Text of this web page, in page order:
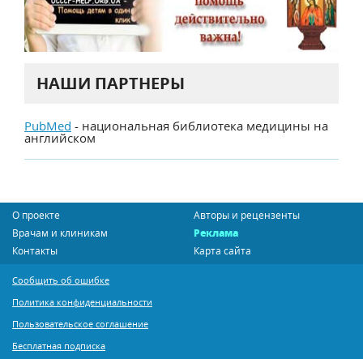
НАШИ ПАРТНЕРЫ
PubMed - национальная библиотека медицины на
английском
О проекте
Авторы и рецензенты
Врачам и клиникам
Реклама
Контакты
Карта сайта
Сообщить об ошибке
Политика конфиденциальности
Пользовательское соглашение
Бесплатная подписка